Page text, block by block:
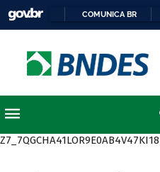
COMUNICA BR